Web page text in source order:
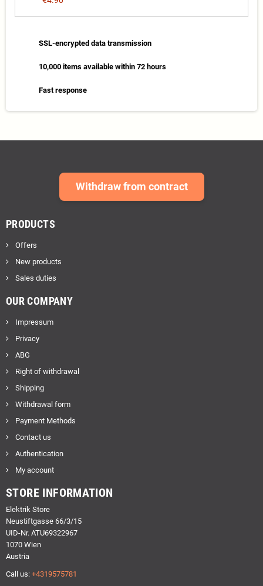
SSL-encrypted data transmission
10,000 items available within 72 hours
Fast response
Withdraw from contract
PRODUCTS
Offers
New products
Sales duties
OUR COMPANY
Impressum
Privacy
ABG
Right of withdrawal
Shipping
Withdrawal form
Payment Methods
Contact us
Authentication
My account
STORE INFORMATION
Elektrik Store
Neustiftgasse 66/3/15
UID-Nr. ATU69322967
1070 Wien
Austria
Call us: +4319575781